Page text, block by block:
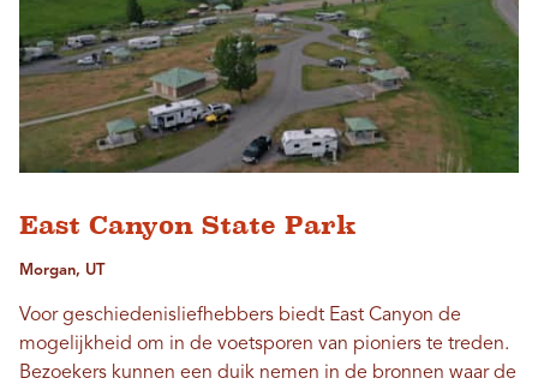
East Canyon State Park
Morgan, UT
Voor geschiedenisliefhebbers biedt East Canyon de
mogelijkheid om in de voetsporen van pioniers te treden.
Bezoekers kunnen een duik nemen in de bronnen waar de